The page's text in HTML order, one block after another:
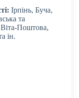
Ірпінь, Буча,
та
Поштова,
ін.